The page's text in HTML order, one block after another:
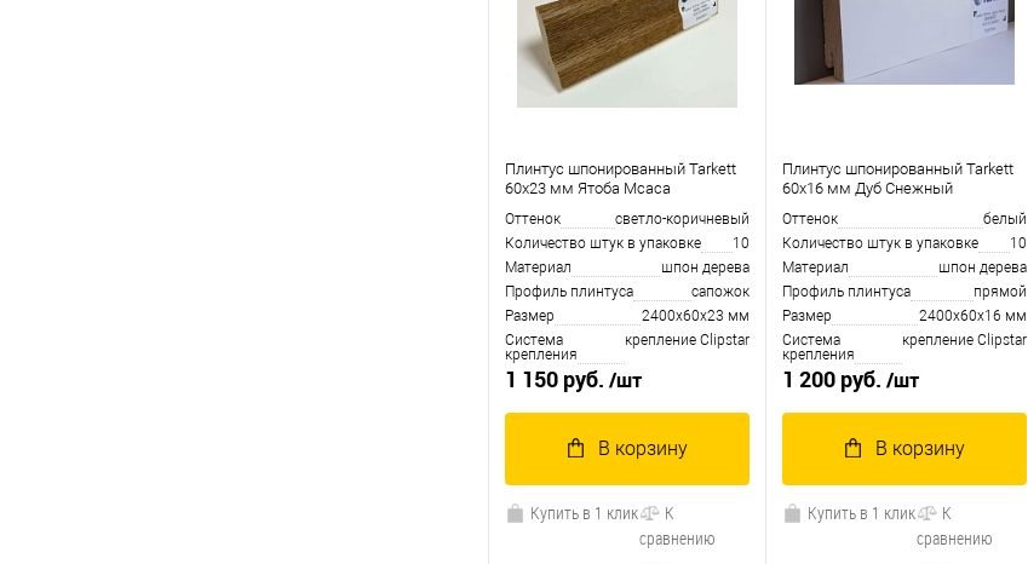
Плинтус шпонированный Tarkett
60x23 мм Ятоба Мсаса
Оттенок
светло-коричневый
Количество штук в упаковке
10
Материал
шпон дерева
Профиль плинтуса
сапожoк
Размер
2400х60х23 мм
Система
крепления
крепление Clipstar
1 150 руб. /шт
В корзину
Купить в 1 клик
К
сравнению
Плинтус шпонированный Tarkett
60x16 мм Дуб Снежный
Оттенок
белый
Количество штук в упаковке
10
Материал
шпон дерева
Профиль плинтуса
прямой
Размер
2400х60х16 мм
Система
крепления
крепление Clipstar
1 200 руб. /шт
В корзину
Купить в 1 клик
К
сравнению